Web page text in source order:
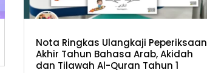
Nota Ringkas Ulangkaji Peperiksaan
Akhir Tahun Bahasa Arab, Akidah
dan Tilawah Al-Quran Tahun 1